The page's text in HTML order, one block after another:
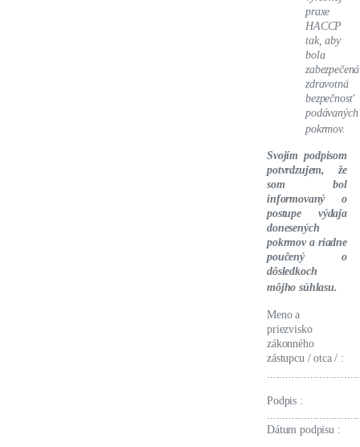
praxe
HACCP
tak, aby
bola
zabezpečená
zdravotná
bezpečnosť
podávaných
pokrmov.
Svojím podpisom
potvrdzujem, že
som bol
informovaný o
postupe výdaja
donesených
pokrmov a riadne
poučený o
dôsledkoch
môjho súhlasu.
Meno a
priezvisko
zákonného
zástupcu / otca / :
Podpis :
Dátum podpisu :